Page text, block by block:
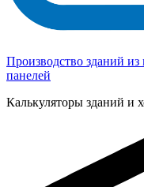
Производство зданий
панелей
Калькуляторы зданий и